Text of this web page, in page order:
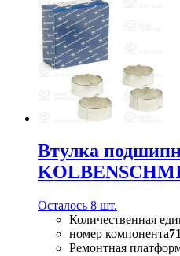
Втулка
Осталось 8 шт.
Количественная
номер компонента
Ремонтная